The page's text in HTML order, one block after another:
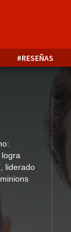
RESEÑAS
liderado